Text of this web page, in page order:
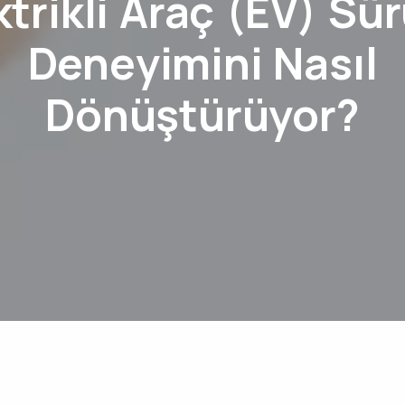
Deneyimini Nasıl
Dönüştürüyor?